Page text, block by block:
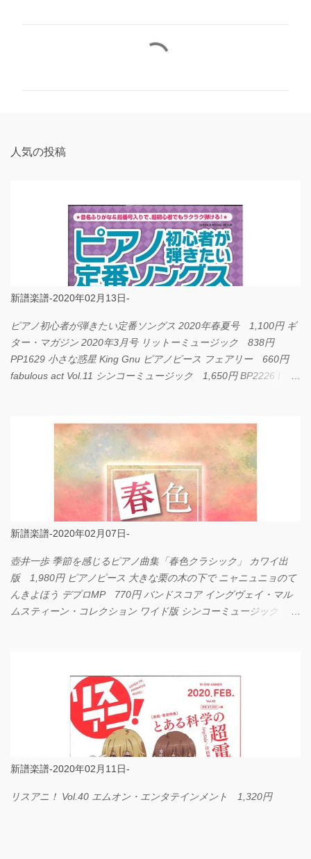
人気の投稿
新譜楽譜-2020年02月13日-
ピアノ初心者が弾きたい定番ソングス 2020年春夏号 1,100円 ギ
ター・マガジン 2020年3月号 リットーミュージック 838円
PP1629 小さな惑星 King Gnu ピアノピース フェアリー 660円
fabulous act Vol.11 シンコーミュージック 1,650円 BP2226 I
新譜楽譜-2020年02月07日-
壺井一歩 季節を感じるピアノ曲集「春色クラシック」 カワイ出
版 1,980円 ピアノピース 大きな栗の木の下で ニャニュニョのて
んきよほう デプロMP 770円 バンドスコア イングヴェイ・マル
ムスティーン・コレクション ワイド版 シンコーミュージック
新譜楽譜-2020年02月11日-
リスアニ！ Vol.40 エムオン・エンタテインメント 1,320円